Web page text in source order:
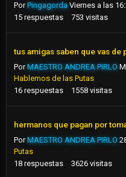
PorPingagorda Viernes a las
15 respuestas 753 visitas
tus amigas saben que vas de
PorMAESTRO ANDREA PIRLO
Hablemos de las Putas
16 respuestas 1558 visitas
hermanos que pagan por
PorMAESTRO ANDREA PIRLO
Putas
18 respuestas 3626 visitas